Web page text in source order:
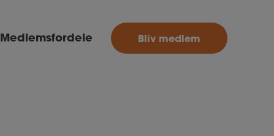
Ase
Medlemsfordele Bliv medlem